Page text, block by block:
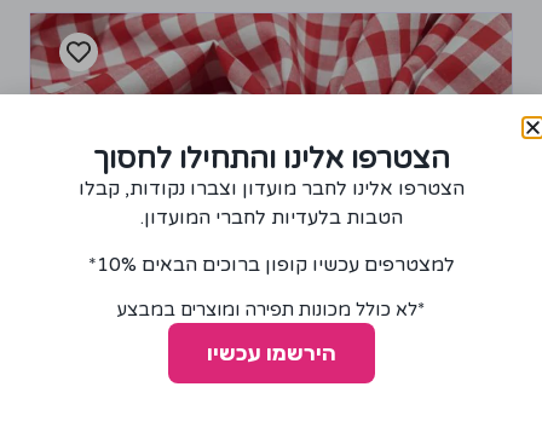
בד כותנה משובץ אדום-לבן
הצטרפו אלינו והתחילו לחסוך
הצטרפו אלינו לחבר מועדון וצברו נקודות, קבלו
הטבות בלעדיות לחברי המועדון.
למצטרפים עכשיו קופון ברוכים הבאים 10%*
*לא כולל מכונות תפירה ומוצרים במבצע
הירשמו עכשיו